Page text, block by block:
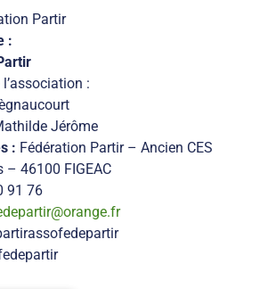
Partir
:
:
Jérôme
: Fédération Partir – Ancien CES
– 46100 FIGEAC
91 76